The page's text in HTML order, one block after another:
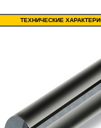
ТЕХНИЧЕСКИЕ